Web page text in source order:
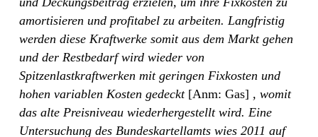
amortisieren und profitabel zu arbeiten. Langfristig
werden diese Kraftwerke somit aus dem Markt gehen
und der Restbedarf wird wieder von
Spitzenlastkraftwerken mit geringen Fixkosten und
hohen variablen Kosten gedeckt [Anm: Gas] , womit
das alte Preisniveau wiederhergestellt wird. Eine
Untersuchung des Bundeskartellamts wies 2011 auf